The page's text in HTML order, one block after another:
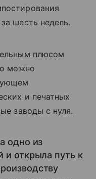
шесть недель.
плюсом
можно
и печатных
заводы с нуля.
одно из
и открыла путь к